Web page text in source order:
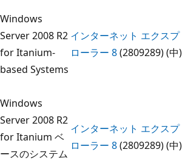
Windows
Server 2008 R2
for Itanium-
based Systems
インターネット エクスプ
ローラー 8(2809289) (中)
Windows
Server 2008 R2
for Itanium ベ
ースのシステム
インターネット エクスプ
ローラー 8(2809289) (中)